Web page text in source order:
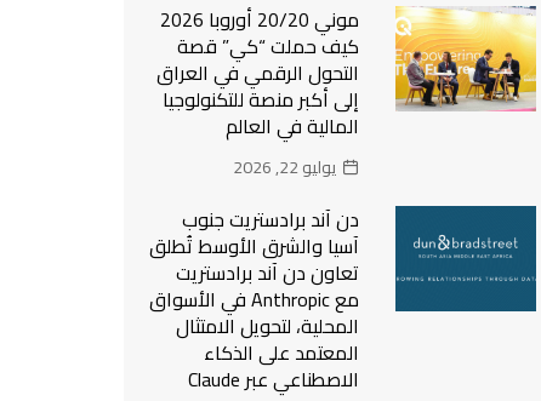
موني 20/20 أوروبا 2026
كيف حملت “كي” قصة
التحول الرقمي في العراق
إلى أكبر منصة للتكنولوجيا
المالية في العالم
يوليو 22, 2026
دن آند برادستريت جنوب
آسيا والشرق الأوسط تُطلق
تعاون دن آند برادستريت
مع Anthropic في الأسواق
المحلية، لتحويل الامتثال
المعتمد على الذكاء
الاصطناعي عبر Claude